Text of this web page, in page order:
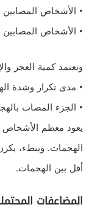
• الأشخاص المصابين
• الأشخاص
وتعتمد كمية العجز
• مدى تكرار وشدة
• الجزء المصاب
يعود معظم الأشخاص
الهجمات. وببطء،
أقل بين الهجمات.
المضاعفات